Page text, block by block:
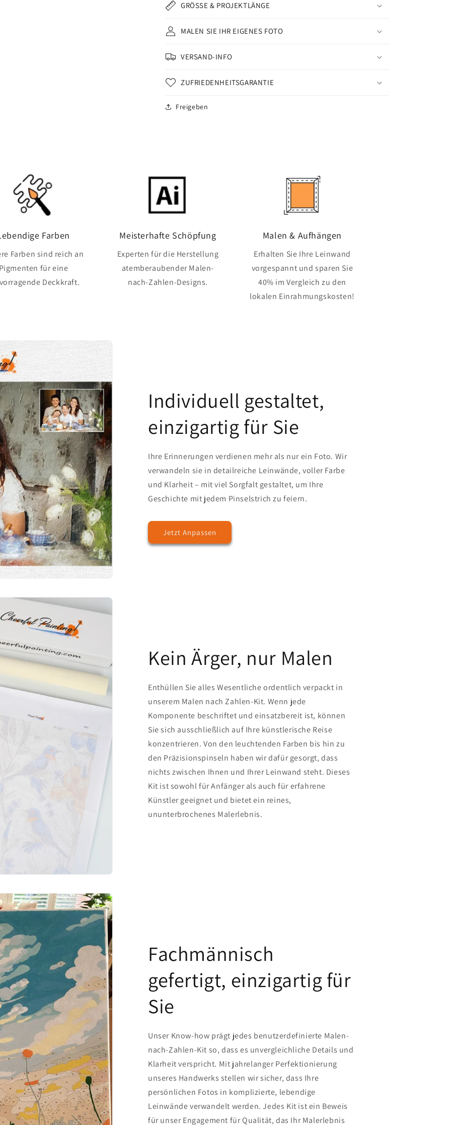
GRÖSSE & PROJEKTLÄNGE
MALEN SIE IHR EIGENES FOTO
VERSAND-INFO
ZUFRIEDENHEITSGARANTIE
Freigeben
Farben
Farben sind reich an
Pigmenten für eine
Deckkraft.
Meisterhafte Schöpfung
Experten für die Herstellung
atemberaubender Malen-
nach-Zahlen-Designs.
Malen & Aufhängen
Erhalten Sie Ihre Leinwand
vorgespannt und sparen Sie
40% im Vergleich zu den
lokalen Einrahmungskosten!
Individuell gestaltet,
einzigartig für Sie
Ihre Erinnerungen verdienen mehr als nur ein Foto. Wir
verwandeln sie in detailreiche Leinwände, voller Farbe
und Klarheit – mit viel Sorgfalt gestaltet, um Ihre
Geschichte mit jedem Pinselstrich zu feiern.
Jetzt Anpassen
Kein Ärger, nur Malen
Enthüllen Sie alles Wesentliche ordentlich verpackt in
unserem Malen nach Zahlen-Kit. Wenn jede
Komponente beschriftet und einsatzbereit ist, können
Sie sich ausschließlich auf Ihre künstlerische Reise
konzentrieren. Von den leuchtenden Farben bis hin zu
den Präzisionspinseln haben wir dafür gesorgt, dass
nichts zwischen Ihnen und Ihrer Leinwand steht. Dieses
Kit ist sowohl für Anfänger als auch für erfahrene
Künstler geeignet und bietet ein reines,
ununterbrochenes Malerlebnis.
Fachmännisch
gefertigt, einzigartig für
Sie
Unser Know-how prägt jedes benutzerdefinierte Malen-
nach-Zahlen-Kit so, dass es unvergleichliche Details und
Klarheit verspricht. Mit jahrelanger Perfektionierung
unseres Handwerks stellen wir sicher, dass Ihre
persönlichen Fotos in komplizierte, lebendige
Leinwände verwandelt werden. Jedes Kit ist ein Beweis
für unser Engagement für Qualität, das Ihr Malerlebnis